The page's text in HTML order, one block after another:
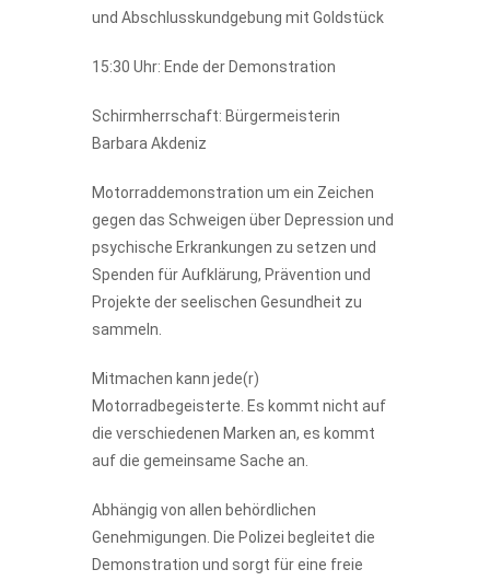
und Abschlusskundgebung mit Goldstück
15:30 Uhr: Ende der Demonstration
Schirmherrschaft: Bürgermeisterin
Barbara Akdeniz
Motorraddemonstration um ein Zeichen
gegen das Schweigen über Depression und
psychische Erkrankungen zu setzen und
Spenden für Aufklärung, Prävention und
Projekte der seelischen Gesundheit zu
sammeln.
Mitmachen kann jede(r)
Motorradbegeisterte. Es kommt nicht auf
die verschiedenen Marken an, es kommt
auf die gemeinsame Sache an.
Abhängig von allen behördlichen
Genehmigungen. Die Polizei begleitet die
Demonstration und sorgt für eine freie